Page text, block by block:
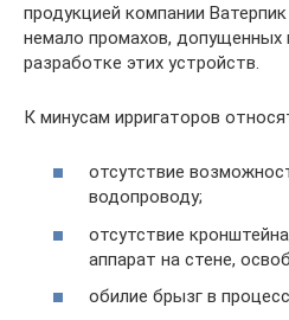
продукцией компании
немало промахов, допущенных
разработке этих устройств.
К минусам ирригаторов
отсутствие
водопроводу;
отсутствие
аппарат на стене,
обилие брызг в